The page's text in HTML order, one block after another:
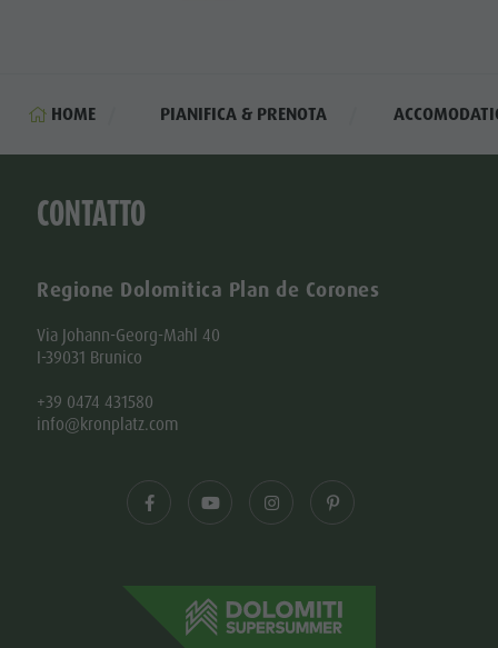
HOME PIANIFICA & PRENOTA
CONTATTO
Regione Dolomitica Plan de Corones
Via Johann-Georg-Mahl 40
I-39031 Brunico
+39 0474 431580
info@kronplatz.com